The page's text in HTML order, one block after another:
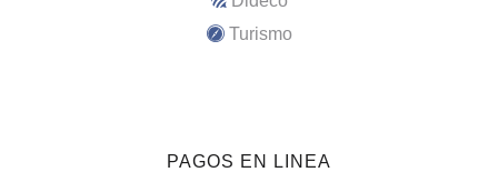
Turismo
PAGOS EN LINEA